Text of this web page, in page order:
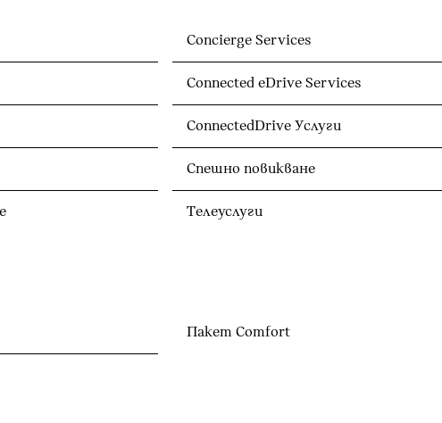
Concierge Services
Connected eDrive Services
ConnectedDrive Услуги
Спешно повикване
Телеуслуги
Пакет Comfort